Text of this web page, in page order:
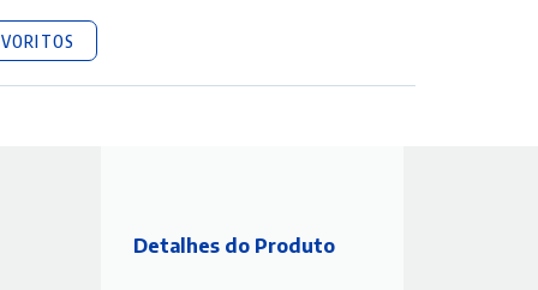
Detalhes do Produto